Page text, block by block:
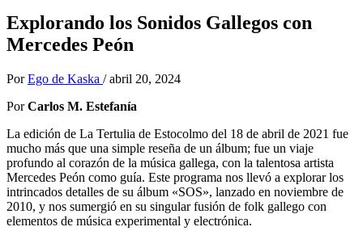
Explorando los Sonidos Gallegos con
Mercedes Peón
Por Ego de Kaska / abril 20, 2024
PorCarlos M. Estefanía
La edición de La Tertulia de Estocolmo del 18 de abril de 2021 fue
mucho más que una simple reseña de un álbum; fue un viaje
profundo al corazón de la música gallega, con la talentosa artista
Mercedes Peón como guía. Este programa nos llevó a explorar los
intrincados detalles de su álbum «SOS», lanzado en noviembre de
2010, y nos sumergió en su singular fusión de folk gallego con
elementos de música experimental y electrónica.